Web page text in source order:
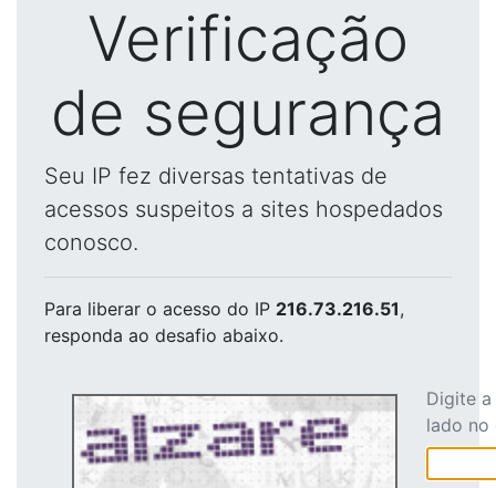
Verificação
de segurança
Seu IP fez diversas tentativas de
acessos suspeitos a sites hospedados
conosco.
Para liberar o acesso do IP 216.73.216.51,
responda ao desafio abaixo.
Digite
lado no